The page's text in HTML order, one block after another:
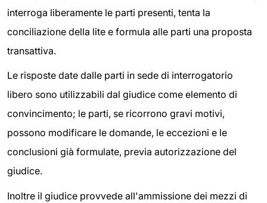
interroga liberamente le parti presenti, tenta la
conciliazione della lite e formula alle parti una proposta
transattiva.
Le risposte date dalle parti in sede di interrogatorio
libero sono utilizzabili dal giudice come elemento di
convincimento; le parti, se ricorrono gravi motivi,
possono modificare le domande, le eccezioni e le
conclusioni già formulate, previa autorizzazione del
giudice.
Inoltre il giudice provvede all'ammissione dei mezzi di